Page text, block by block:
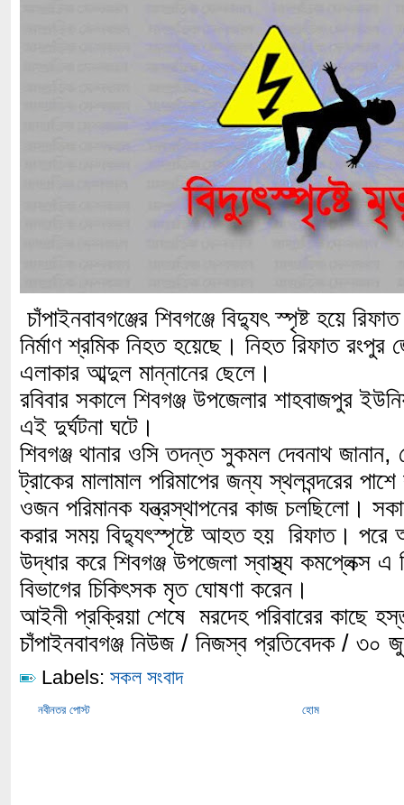
চাঁপাইনবাবগঞ্জের শিবগঞ্জে বিদ্যুৎ স্পৃষ্ট হয়ে
নির্মাণ শ্রমিক নিহত হয়েছে। নিহত রিফাত রংপুর
এলাকার আব্দুল মান্নানের ছেলে।
রবিবার সকালে শিবগঞ্জ উপজেলার শাহবাজপুর
এই দুর্ঘটনা ঘটে।
শিবগঞ্জ থানার ওসি তদন্ত সুকমল দেবনাথ জানান,
ট্রাকের মালামাল পরিমাপের জন্য স্থলবন্দরের
ওজন পরিমানক যন্ত্রস্থাপনের কাজ চলছিলো।
করার সময় বিদ্যুৎস্পৃষ্টে আহত হয় রিফাত। পরে
উদ্ধার করে শিবগঞ্জ উপজেলা স্বাস্থ্য কমপ্লেক্স
বিভাগের চিকিৎসক মৃত ঘোষণা করেন।
আইনী প্রক্রিয়া শেষে মরদেহ পরিবারের কাছে
চাঁপাইনবাবগঞ্জ নিউজ / নিজস্ব প্রতিবেদক / ৩০
Labels: সকল সংবাদ
নবীনতর পোস্ট হোম